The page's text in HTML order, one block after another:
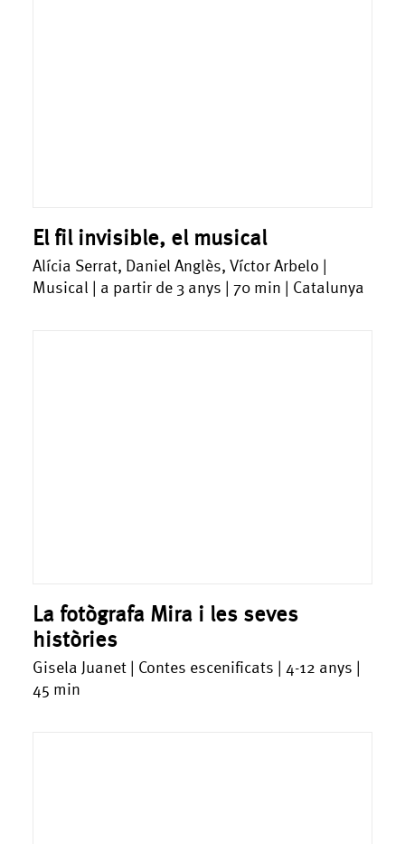
El fil invisible, el musical
Alícia Serrat, Daniel Anglès, Víctor Arbelo |
Musical | a partir de 3 anys | 70 min | Catalunya
La fotògrafa Mira i les seves
històries
Gisela Juanet | Contes escenificats | 4-12 anys |
45 min